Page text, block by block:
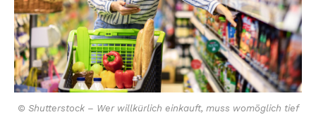
© Shutterstock – Wer willkürlich einkauft, muss womöglich tief